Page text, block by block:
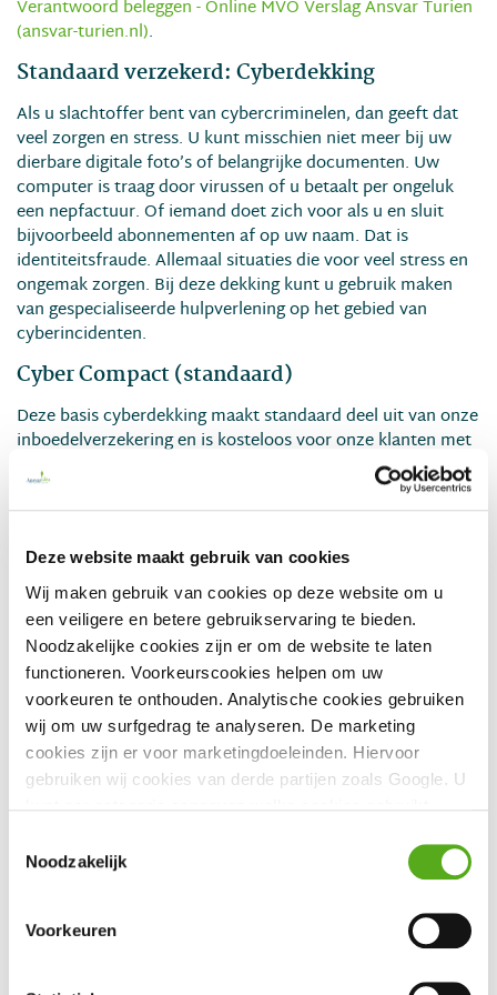
Deze website maakt gebruik van cookies
Wij maken gebruik van cookies op deze website om u
een veiligere en betere gebruikservaring te bieden.
Noodzakelijke cookies zijn er om de website te laten
functioneren. Voorkeurscookies helpen om uw
voorkeuren te onthouden. Analytische cookies gebruiken
wij om uw surfgedrag te analyseren. De marketing
cookies zijn er voor marketingdoeleinden. Hiervoor
gebruiken wij cookies van derde partijen zoals Google. U
Noodzakelijk
Voorkeuren
Verantwoord beleggen - Online MVO Verslag Ansvar Turien
(ansvar-turien.nl).
Standaard verzekerd: Cyberdekking
Als u slachtoffer bent van cybercriminelen, dan geeft dat
veel zorgen en stress. U kunt misschien niet meer bij uw
dierbare digitale foto’s of belangrijke documenten. Uw
computer is traag door virussen of u betaalt per ongeluk
een nepfactuur. Of iemand doet zich voor als u en sluit
bijvoorbeeld abonnementen af op uw naam. Dat is
identiteitsfraude. Allemaal situaties die voor veel stress en
ongemak zorgen. Bij deze dekking kunt u gebruik maken
van gespecialiseerde hulpverlening op het gebied van
cyberincidenten.
Cyber Compact (standaard)
Deze basis cyberdekking maakt standaard deel uit van onze
inboedelverzekering en is kosteloos voor onze klanten met
een Inboedelverzekering.
Wilt u een uitgebreide cyberdekking? Kies dan voor Cyber
Compleet. Voor deze dekkingsuitbreiding betaalt u € 3,30
(alleenstaand) of € 4,30 (gezin) per maand (dit is inclusief
21% assurantiebelasting).
voor een uitgebreide uitleg van